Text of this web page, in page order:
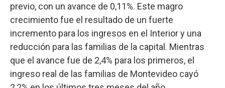
previo, con un avance de 0,11%. Este magro
crecimiento fue el resultado de un fuerte
incremento para los ingresos en el Interior y una
reducción para las familias de la capital. Mientras
que el avance fue de 2,4% para los primeros, el
ingreso real de las familias de Montevideo cayó